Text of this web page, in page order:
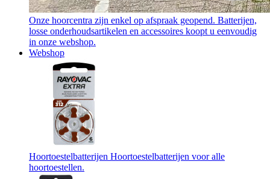
Onze hoorcentra zijn enkel op afspraak geopend. Batterijen,
losse onderhoudsartikelen en accessoires koopt u eenvoudig
in onze webshop.
Webshop
Hoortoestelbatterijen Hoortoestelbatterijen voor alle
hoortoestellen.